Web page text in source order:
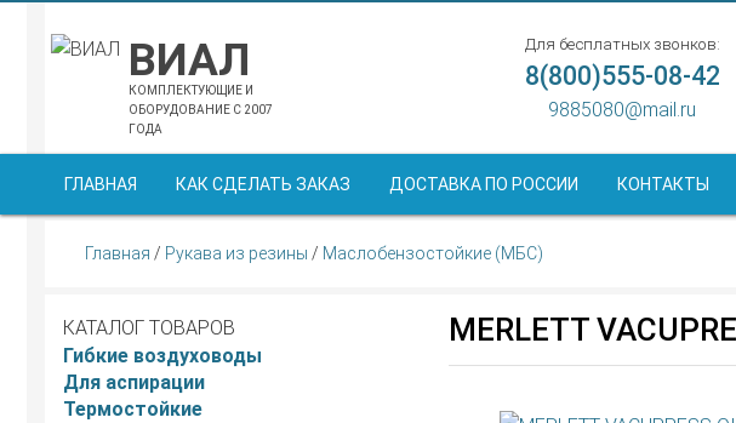
ВИАЛ
КОМПЛЕКТУЮЩИЕ И
ОБОРУДОВАНИЕ С 2007
ГОДА
Для бесплатных звонков:
8(800)555-08-42
9885080@mail.ru
ГЛАВНАЯ КАК СДЕЛАТЬ ЗАКАЗ ДОСТАВКА ПО РОССИИ КОНТАКТЫ
Главная / Рукава из резины / Маслобензостойкие (МБС)
КАТАЛОГ ТОВАРОВ
Гибкие воздуховоды
Для аспирации
Термостойкие
MERLETT